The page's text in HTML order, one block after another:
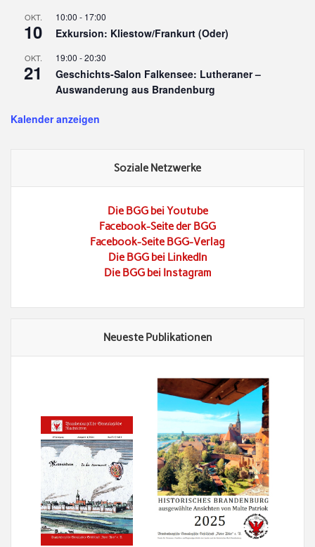
OKT.
10
10:00 - 17:00
Exkursion: Kliestow/Frankurt (Oder)
OKT.
21
19:00 -20:30
Geschichts-Salon Falkensee: Lutheraner –
Auswanderung aus Brandenburg
Kalender anzeigen
Soziale Netzwerke
Die BGG bei Youtube
Facebook-Seite der BGG
Facebook-Seite BGG-Verlag
Die BGG bei LinkedIn
Die BGG bei Instagram
Neueste Publikationen